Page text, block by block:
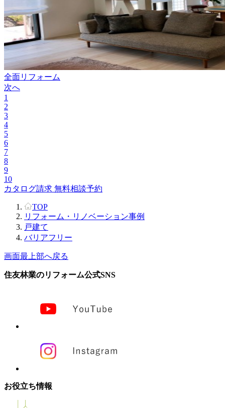
全面リフォーム
次へ
1
2
3
4
5
6
7
8
9
10
カタログ請求 無料相談予約
TOP
リフォーム・リノベーション事例
戸建て
バリアフリー
画面最上部へ戻る
住友林業のリフォーム公式SNS
お役立ち情報